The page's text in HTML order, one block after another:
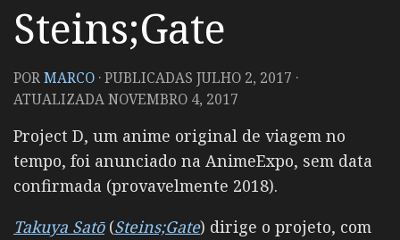
Steins;Gate
PORMARCO · PUBLICADAS JULHO 2, 2017 ·
ATUALIZADANOVEMBRO 4, 2017
Project D, um anime original de viagem no
tempo, foi anunciado na AnimeExpo, sem data
confirmada (provavelmente 2018).
Takuya Satō(Steins;Gate) dirige o projeto, com